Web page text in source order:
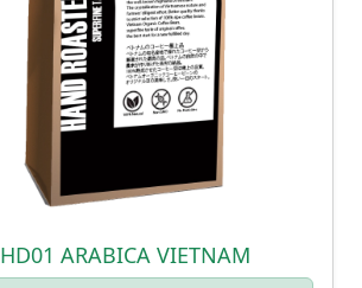
HD01 ARABICA VIETNAM